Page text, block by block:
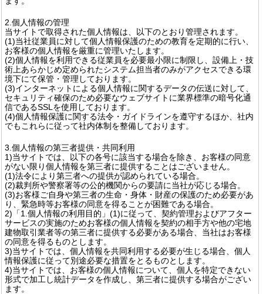
2.個人情報の管理
当サイトで取得された個人情報は、以下のとおり管理されます。
(1)当社従業員に対して個人情報保護のための教育を定期的に行い、
お客様の個人情報を厳重に管理いたします。
(2)個人情報を利用できる従業員を必要最小限に制限し、設備上・技
術上あらかじめ定められたシステム担当者のみがアクセスできる環
境下にて保管・管理しております。
(3)インターネットによる個人情報に関するデータの伝送に対して、
セキュリティ確保のため必要なウェブサイトに業界標準の暗号化通
信であるSSLを使用しております。
(4)個人情報保護に関する法令・ガイドラインを遵守するほか、社内
でもこれらに従って社内体制を整備しております。
3.個人情報の第三者提供・共同利用
1)当サイトでは、以下の各号に該当する場合を除き、お客様の同意
がない限り個人情報を第三者に提供することはございません。
(1)法令により第三者への提供が認められている場合。
(2)裁判所や警察署等の公的機関からの要請に当社が応じる場合。
(3)お客様ご自身や第三者の生命・身体・財産の保護のため必要があ
り、緊急時等お客様の同意を得ることが困難である場合。
2)「1.個人情報の利用目的」(1)に従って、契約管理およびアフター
サービスの実施のためお客様の個人情報を契約の相手方や他の宅地
建物取引業者等の第三者に提供する必要がある場合、当社はお客様
の同意を得るものとします。
3)当サイトでは、個人情報を共同利用する必要が生じる場合、個人
情報保護に従って別途必要な措置をとるものとします。
4)当サイトでは、お客様の個人情報について、個人を特定できない
形式で加工し統計データを作成し、第三者に提供する場合がござい
ます。